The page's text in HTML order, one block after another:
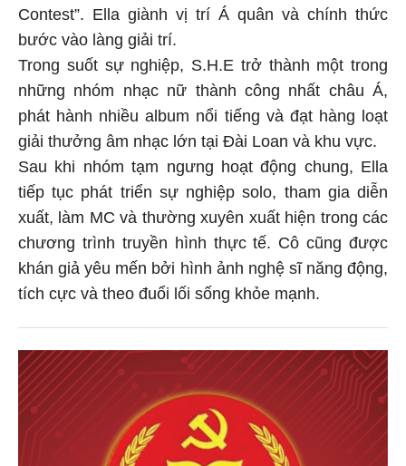
Contest”. Ella giành vị trí Á quân và chính thức
bước vào làng giải trí.
Trong suốt sự nghiệp, S.H.E trở thành một trong
những nhóm nhạc nữ thành công nhất châu Á,
phát hành nhiều album nổi tiếng và đạt hàng loạt
giải thưởng âm nhạc lớn tại Đài Loan và khu vực.
Sau khi nhóm tạm ngưng hoạt động chung, Ella
tiếp tục phát triển sự nghiệp solo, tham gia diễn
xuất, làm MC và thường xuyên xuất hiện trong các
chương trình truyền hình thực tế. Cô cũng được
khán giả yêu mến bởi hình ảnh nghệ sĩ năng động,
tích cực và theo đuổi lối sống khỏe mạnh.